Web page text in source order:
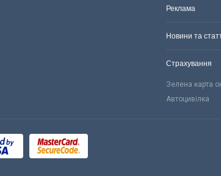
Реклама
Новини та
Страхування
Зелена карта
Автоцивілка